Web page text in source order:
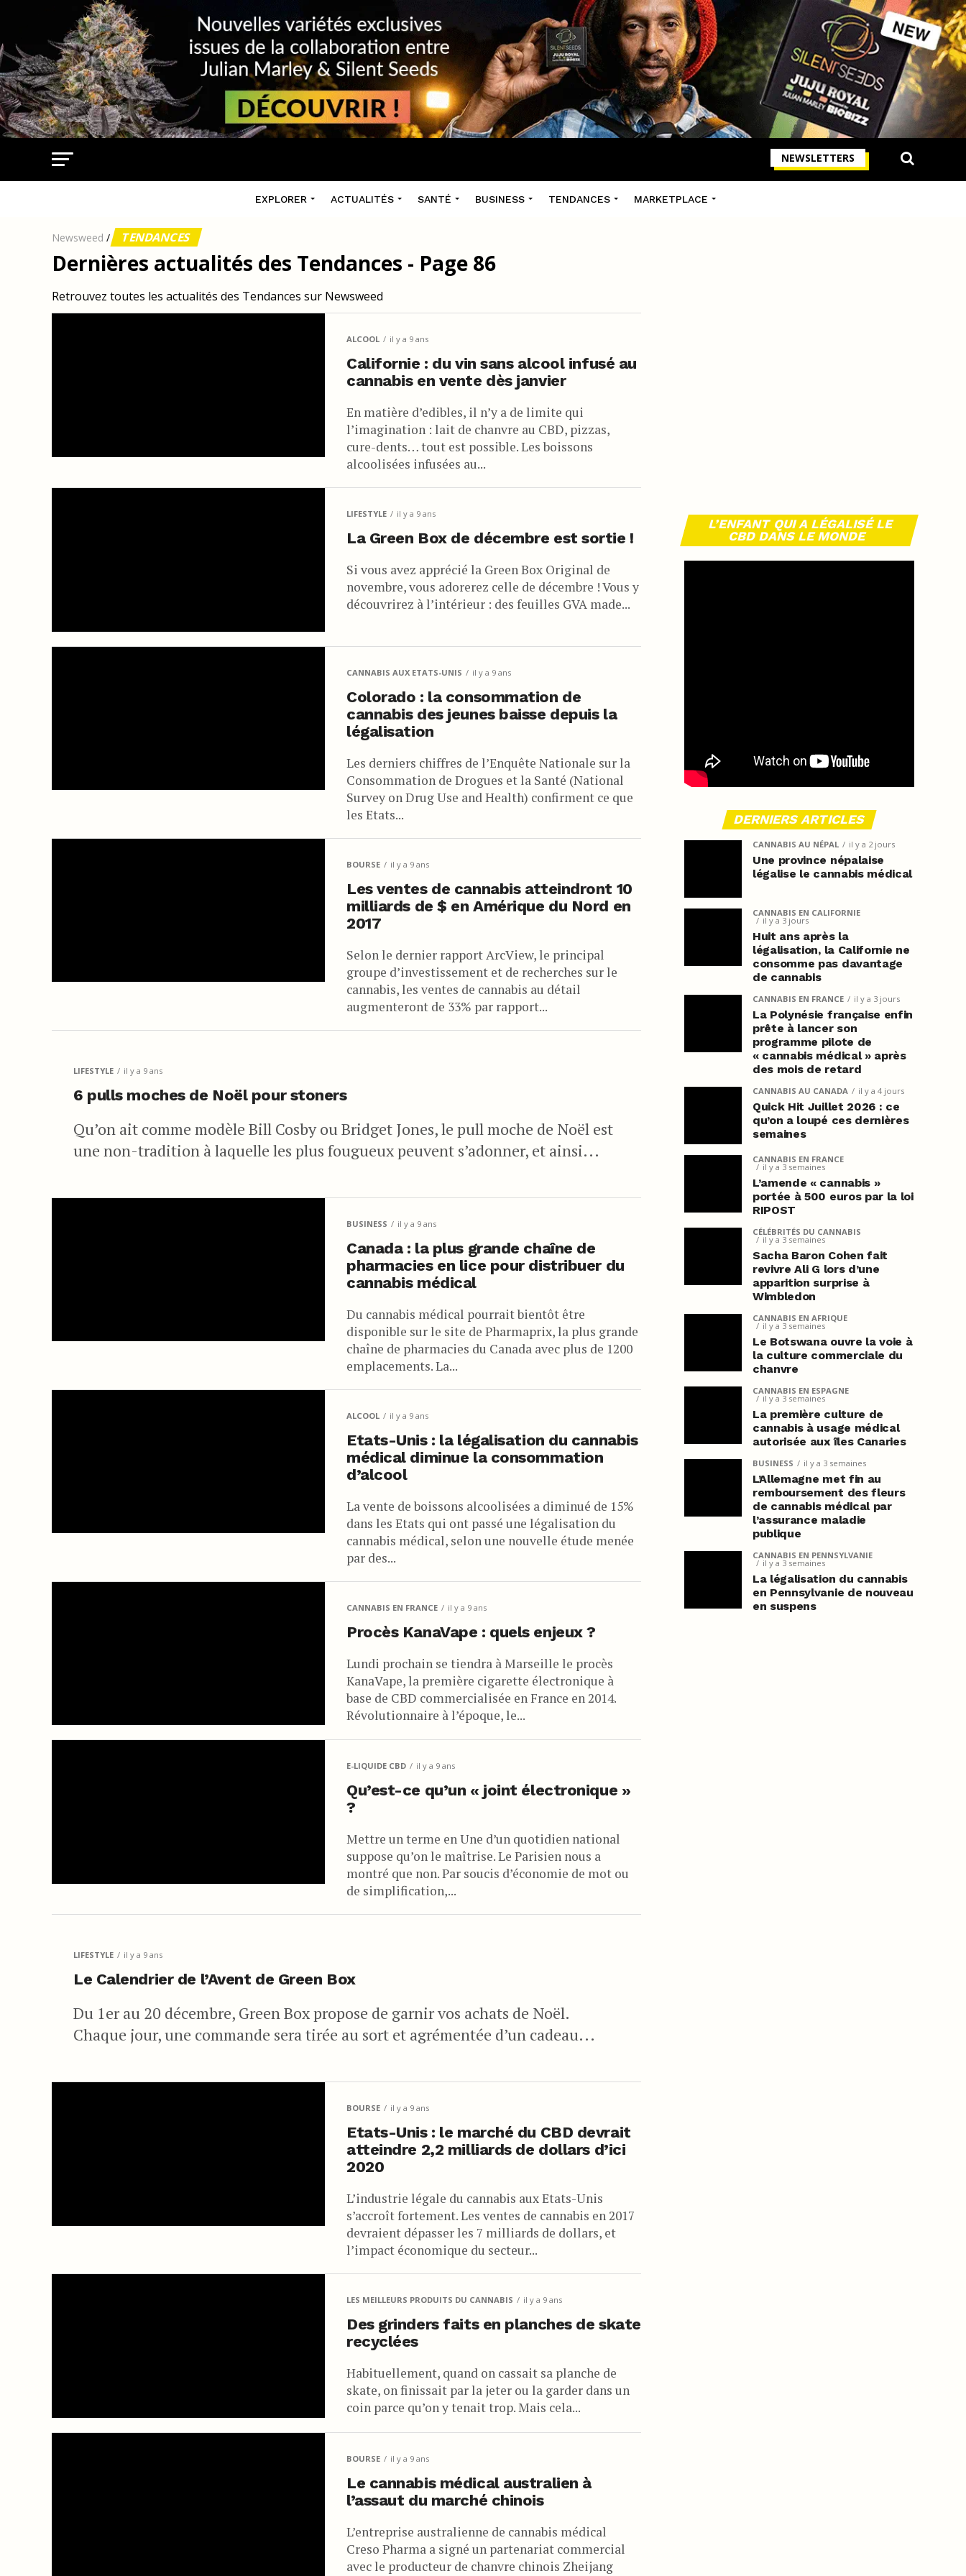
NEWSLETTERS
EXPLORER ACTUALITÉS SANTÉ BUSINESS TENDANCES MARKETPLACE
Newsweed / TENDANCES
Dernières actualités des Tendances - Page 86
Retrouvez toutes les actualités des Tendances sur Newsweed
ALCOOL il y a 9 ans
Californie : du vin sans alcool infusé au
cannabis en vente dès janvier
En matière d’edibles, il n’y a de limite qui
l’imagination : lait de chanvre au CBD, pizzas,
cure-dents… tout est possible. Les boissons
alcoolisées infusées au...
LIFESTYLE il y a 9 ans
La Green Box de décembre est sortie !
Si vous avez apprécié la Green Box Original de
novembre, vous adorerez celle de décembre ! Vous y
découvrirez à l’intérieur : des feuilles GVA made...
CANNABIS AUX ETATS-UNIS il y a 9 ans
Colorado : la consommation de
cannabis des jeunes baisse depuis la
légalisation
Les derniers chiffres de l’Enquête Nationale sur la
Consommation de Drogues et la Santé (National
Survey on Drug Use and Health) confirment ce que
les Etats...
BOURSE il y a 9 ans
Les ventes de cannabis atteindront 10
milliards de $ en Amérique du Nord en
2017
Selon le dernier rapport ArcView, le principal
groupe d’investissement et de recherches sur le
cannabis, les ventes de cannabis au détail
augmenteront de 33% par rapport...
LIFESTYLE il y a 9 ans
6 pulls moches de Noël pour stoners
Qu’on ait comme modèle Bill Cosby ou Bridget Jones, le pull moche de Noël est
une non-tradition à laquelle les plus fougueux peuvent s’adonner, et ainsi...
BUSINESS il y a 9 ans
Canada : la plus grande chaîne de
pharmacies en lice pour distribuer du
cannabis médical
Du cannabis médical pourrait bientôt être
disponible sur le site de Pharmaprix, la plus grande
chaîne de pharmacies du Canada avec plus de 1200
emplacements. La...
ALCOOL il y a 9 ans
Etats-Unis : la légalisation du cannabis
médical diminue la consommation
d’alcool
La vente de boissons alcoolisées a diminué de 15%
dans les Etats qui ont passé une légalisation du
cannabis médical, selon une nouvelle étude menée
par des...
CANNABIS EN FRANCE il y a 9 ans
Procès KanaVape : quels enjeux ?
Lundi prochain se tiendra à Marseille le procès
KanaVape, la première cigarette électronique à
base de CBD commercialisée en France en 2014.
Révolutionnaire à l’époque, le...
E-LIQUIDE CBD il y a 9 ans
Qu’est-ce qu’un « joint électronique »
?
Mettre un terme en Une d’un quotidien national
suppose qu’on le maîtrise. Le Parisien nous a
montré que non. Par soucis d’économie de mot ou
de simplification,...
LIFESTYLE il y a 9 ans
Le Calendrier de l’Avent de Green Box
Du 1er au 20 décembre, Green Box propose de garnir vos achats de Noël.
Chaque jour, une commande sera tirée au sort et agrémentée d’un cadeau...
BOURSE il y a 9 ans
Etats-Unis : le marché du CBD devrait
atteindre 2,2 milliards de dollars d’ici
2020
L’industrie légale du cannabis aux Etats-Unis
s’accroît fortement. Les ventes de cannabis en 2017
devraient dépasser les 7 milliards de dollars, et
l’impact économique du secteur...
LES MEILLEURS PRODUITS DU CANNABIS il y a 9 ans
Des grinders faits en planches de skate
recyclées
Habituellement, quand on cassait sa planche de
skate, on finissait par la jeter ou la garder dans un
coin parce qu’on y tenait trop. Mais cela...
BOURSE il y a 9 ans
Le cannabis médical australien à
l’assaut du marché chinois
L’entreprise australienne de cannabis médical
Creso Pharma a signé un partenariat commercial
avec le producteur de chanvre chinois Zheijang
L’ENFANT QUI A LÉGALISÉ LE
CBD DANS LE MONDE
DERNIERS ARTICLES
CANNABIS AU NÉPAL il y a 2 jours
Une province népalaise
légalise le cannabis médical
CANNABIS EN CALIFORNIE
il y a 3 jours
Huit ans après la
légalisation, la Californie ne
consomme pas davantage
de cannabis
CANNABIS EN FRANCE il y a 3 jours
La Polynésie française enfin
prête à lancer son
programme pilote de
« cannabis médical » après
des mois de retard
CANNABIS AU CANADA il y a 4 jours
Quick Hit Juillet 2026 : ce
qu’on a loupé ces dernières
semaines
CANNABIS EN FRANCE
il y a 3 semaines
L’amende « cannabis »
portée à 500 euros par la loi
RIPOST
CÉLÉBRITÉS DU CANNABIS
il y a 3 semaines
Sacha Baron Cohen fait
revivre Ali G lors d’une
apparition surprise à
Wimbledon
CANNABIS EN AFRIQUE
il y a 3 semaines
Le Botswana ouvre la voie à
la culture commerciale du
chanvre
CANNABIS EN ESPAGNE
il y a 3 semaines
La première culture de
cannabis à usage médical
autorisée aux îles Canaries
BUSINESS il y a 3 semaines
L’Allemagne met fin au
remboursement des fleurs
de cannabis médical par
l’assurance maladie
publique
CANNABIS EN PENNSYLVANIE
il y a 3 semaines
La légalisation du cannabis
en Pennsylvanie de nouveau
en suspens